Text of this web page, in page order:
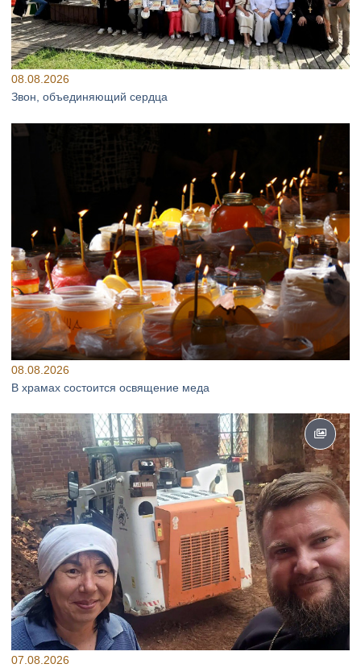
08.08.2026
Звон, объединяющий сердца
08.08.2026
В храмах состоится освящение меда
07.08.2026